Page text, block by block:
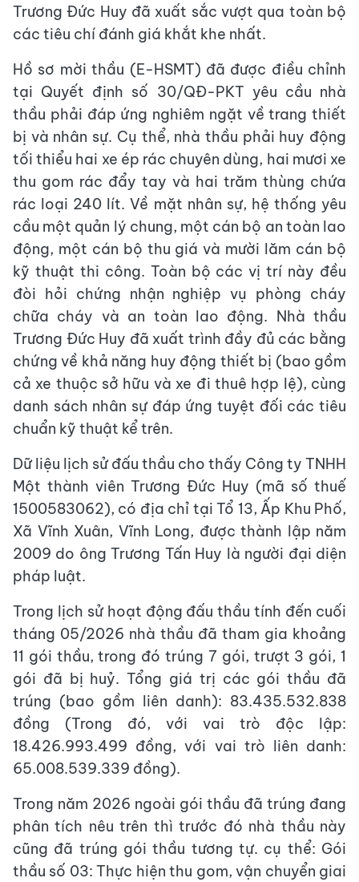
Trương Đức Huy đã xuất sắc vượt qua toàn bộ
các tiêu chí đánh giá khắt khe nhất.
Hồ sơ mời thầu (E-HSMT) đã được điều chỉnh
tại Quyết định số 30/QĐ-PKT yêu cầu nhà
thầu phải đáp ứng nghiêm ngặt về trang thiết
bị và nhân sự. Cụ thể, nhà thầu phải huy động
tối thiểu hai xe ép rác chuyên dùng, hai mươi xe
thu gom rác đẩy tay và hai trăm thùng chứa
rác loại 240 lít. Về mặt nhân sự, hệ thống yêu
cầu một quản lý chung, một cán bộ an toàn lao
động, một cán bộ thu giá và mười lăm cán bộ
kỹ thuật thi công. Toàn bộ các vị trí này đều
đòi hỏi chứng nhận nghiệp vụ phòng cháy
chữa cháy và an toàn lao động. Nhà thầu
Trương Đức Huy đã xuất trình đầy đủ các bằng
chứng về khả năng huy động thiết bị (bao gồm
cả xe thuộc sở hữu và xe đi thuê hợp lệ), cùng
danh sách nhân sự đáp ứng tuyệt đối các tiêu
chuẩn kỹ thuật kể trên.
Dữ liệu lịch sử đấu thầu cho thấy Công ty TNHH
Một thành viên Trương Đức Huy (mã số thuế
1500583062), có địa chỉ tại Tổ 13, Ấp Khu Phố,
Xã Vĩnh Xuân, Vĩnh Long, được thành lập năm
2009 do ông Trương Tấn Huy là người đại diện
pháp luật.
Trong lịch sử hoạt động đấu thầu tính đến cuối
tháng 05/2026 nhà thầu đã tham gia khoảng
11 gói thầu, trong đó trúng 7 gói, trượt 3 gói, 1
gói đã bị huỷ. Tổng giá trị các gói thầu đã
trúng (bao gồm liên danh): 83.435.532.838
đồng (Trong đó, với vai trò độc lập:
18.426.993.499 đồng, với vai trò liên danh:
65.008.539.339 đồng).
Trong năm 2026 ngoài gói thầu đã trúng đang
phân tích nêu trên thì trước đó nhà thầu này
cũng đã trúng gói thầu tương tự. cụ thể: Gói
thầu số 03: Thực hiện thu gom, vận chuyển giai